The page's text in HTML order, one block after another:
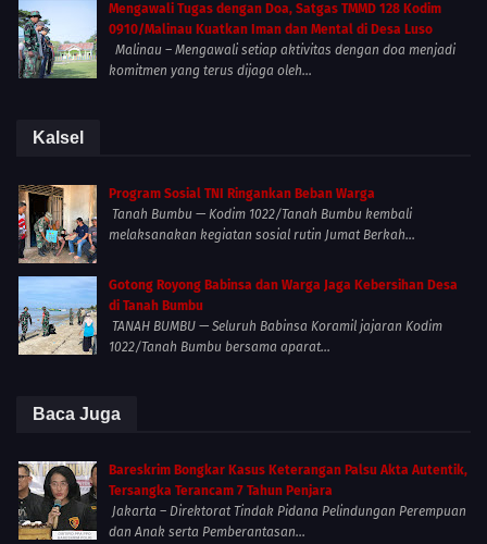
Mengawali Tugas dengan Doa, Satgas TMMD 128 Kodim
0910/Malinau Kuatkan Iman dan Mental di Desa Luso
Malinau – Mengawali setiap aktivitas dengan doa menjadi
komitmen yang terus dijaga oleh...
Kalsel
Program Sosial TNI Ringankan Beban Warga
Tanah Bumbu — Kodim 1022/Tanah Bumbu kembali
melaksanakan kegiatan sosial rutin Jumat Berkah...
Gotong Royong Babinsa dan Warga Jaga Kebersihan Desa
di Tanah Bumbu
TANAH BUMBU — Seluruh Babinsa Koramil jajaran Kodim
1022/Tanah Bumbu bersama aparat...
Baca Juga
Bareskrim Bongkar Kasus Keterangan Palsu Akta Autentik,
Tersangka Terancam 7 Tahun Penjara
Jakarta – Direktorat Tindak Pidana Pelindungan Perempuan
dan Anak serta Pemberantasan...